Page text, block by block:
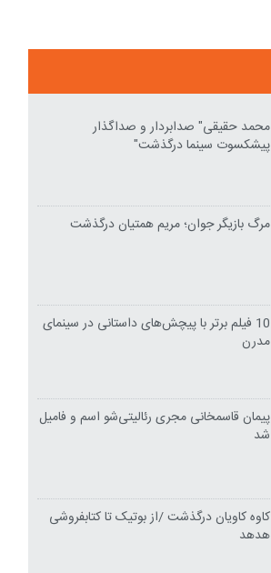
محمد حقیقی" صدابردار و صداگذار
پیشکسوت سینما درگذشت"
مرگ بازیگر جوان؛ مریم همتیان درگذشت
10 فیلم برتر با پیچش‌های داستانی در سینمای
مدرن
پیمان قاسمخانی مجری رئالیتی‌شو اسم و فامیل
شد
کاوه کاویان درگذشت /از بوتیک تا کتابفروشی
هدهد